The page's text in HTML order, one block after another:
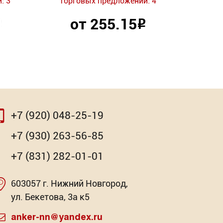
от 255.15Р
3
Пазовая прямая серия-1001
Торговых предложений: 4
2
Насадка для МФИ ЗУБР BIM
Торговых предложений: 3
+7 (920) 048-25-19
+7 (930) 263-56-85
+7 (831) 282-01-01
603057 г. Нижний Новгород,
ул. Бекетова, 3а к5
anker-nn@yandex.ru